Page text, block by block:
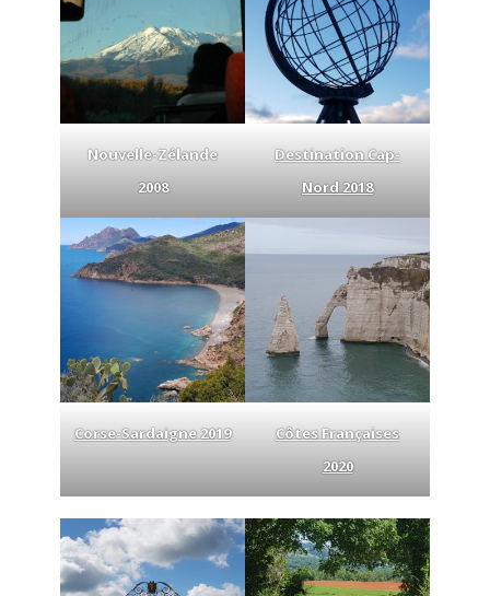
Nouvelle-Zélande
2008
Destination Cap-
Nord 2018
Corse-Sardaigne 2019
Côtes Françaises
2020